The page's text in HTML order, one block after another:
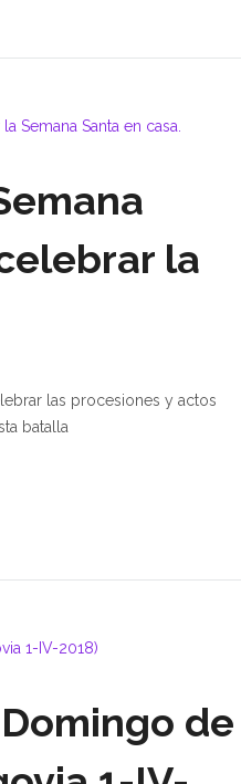
la
las procesiones y actos
batalla
de